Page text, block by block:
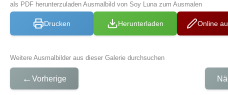
als PDF herunterzuladen Ausmalbild von Soy Luna zum Ausmalen
Drucken Herunterladen Online
Weitere Ausmalbilder aus dieser Galerie durchsuchen
← Vorherige